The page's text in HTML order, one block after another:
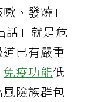
、發燒」
話」就是危
已有嚴重
免疫功能低
險族群包